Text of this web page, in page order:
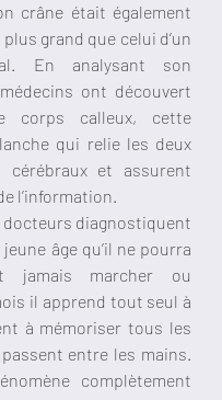
crâne était également
grand que celui d’un
En analysant son
ont découvert
corps calleux, cette
qui relie les deux
cérébraux et assurent
l’information.
docteurs diagnostiquent
âge qu’il ne pourra
jamais marcher ou
il apprend tout seul à
à mémoriser tous les
entre les mains.
complètement